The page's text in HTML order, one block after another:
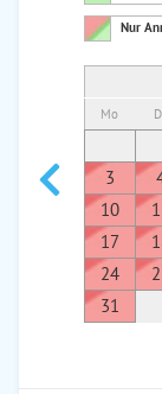
Nur
Mo
3
10
17
24
31